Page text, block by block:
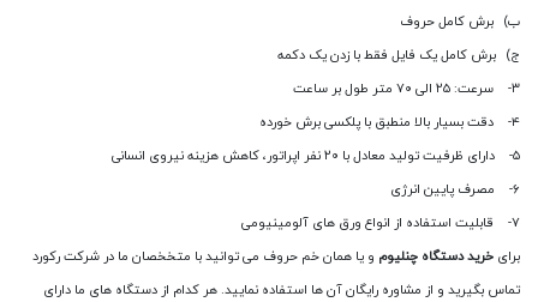
ب) برش کامل حروف
ج) برش کامل یک فایل فقط با زدن یک دکمه
۳- سرعت: ۲۵ الی ۷۰ متر طول بر ساعت
۴- دقت بسیار بالا منطبق با پلکسی برش خورده
۵- دارای ظرفیت تولید معادل با ۲۰ نفر اپراتور، کاهش هزینه نیروی انسانی
۶- مصرف پایین انرژی
۷- قابلیت استفاده از انواع ورق های آلومینیومی
برای خرید دستگاه چنلیوم و یا همان خم حروف می توانید با متخخصان ما در شرکت رکورد
تماس بگیرید و از مشاوره رایگان آن ها استفاده نمایید. هر کدام از دستگاه های ما دارای